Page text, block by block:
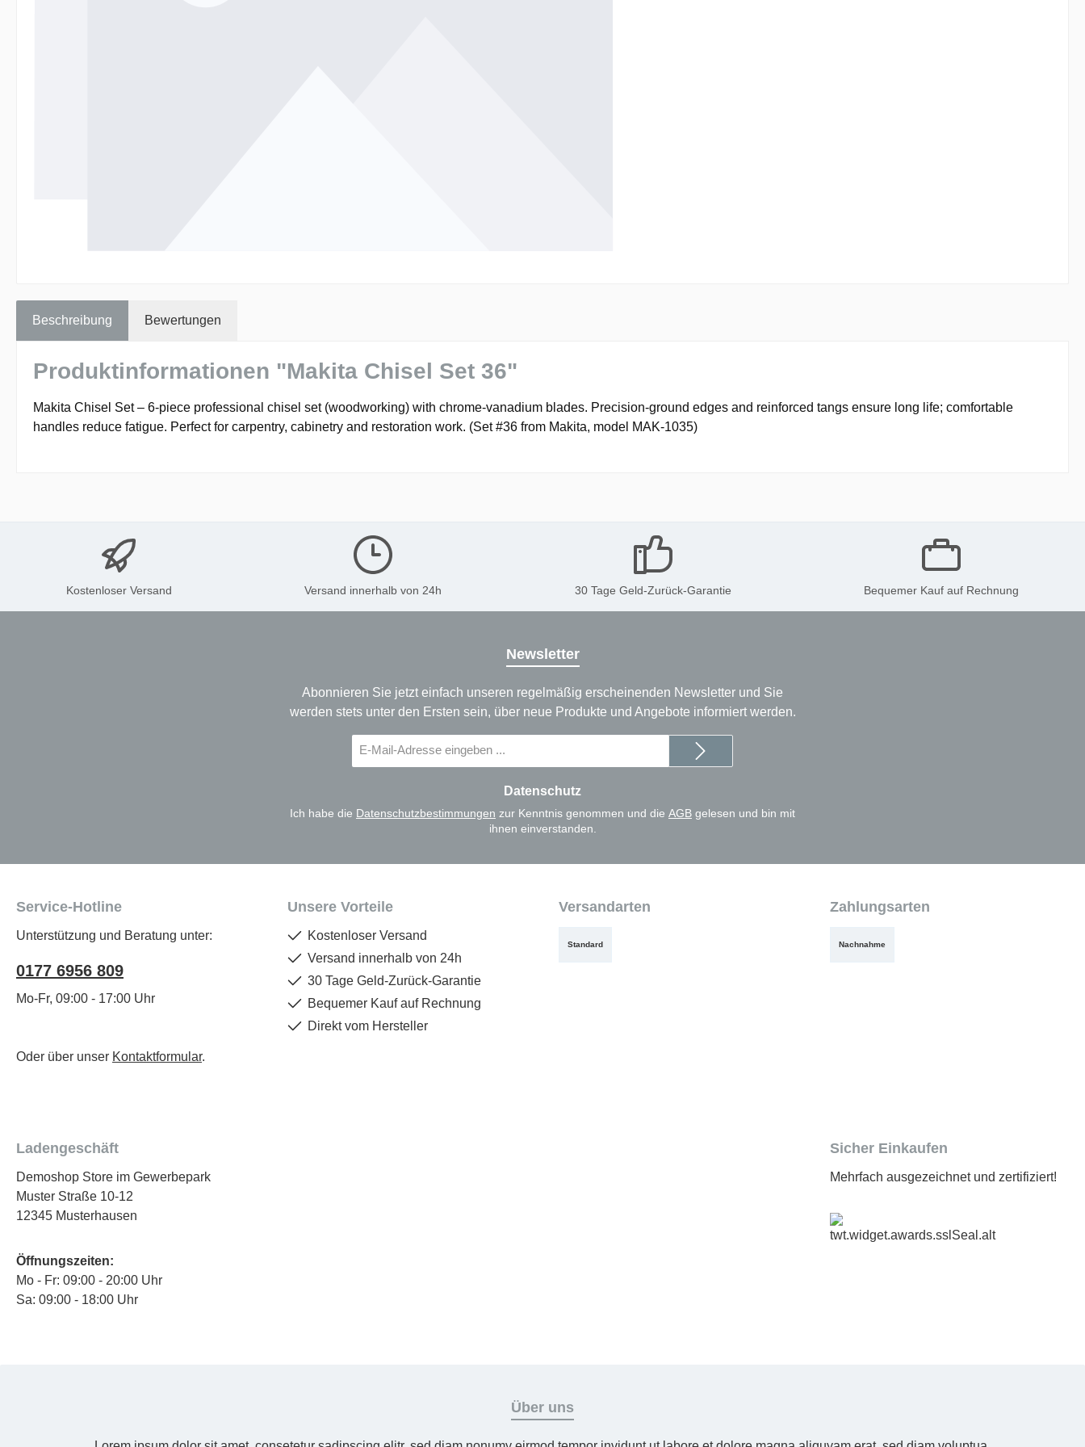
Beschreibung Bewertungen
Produktinformationen "Makita Chisel Set 36"
Makita Chisel Set – 6-piece professional chisel set (woodworking) with chrome-vanadium blades. Precision-ground edges and reinforced tangs ensure long life; comfortable
handles reduce fatigue. Perfect for carpentry, cabinetry and restoration work. (Set #36 from Makita, model MAK-1035)
Kostenloser Versand Versand innerhalb von 24h 30 Tage Geld-Zurück-Garantie Bequemer Kauf auf Rechnung
Newsletter
Abonnieren Sie jetzt einfach unseren regelmäßig erscheinenden Newsletter und Sie
werden stets unter den Ersten sein, über neue Produkte und Angebote informiert werden.
Mail-
Datenschutz
Ich habe die Datenschutzbestimmungen zur Kenntnis genommen und die AGB gelesen und bin mit
ihnen einverstanden.
Service-Hotline
Unterstützung und Beratung unter:
0177 6956 809
Mo-Fr, 09:00 - 17:00 Uhr
Oder über unser Kontaktformular.
Unsere Vorteile
Kostenloser Versand
Versand innerhalb von 24h
30 Tage Geld-Zurück-Garantie
Bequemer Kauf auf Rechnung
Direkt vom Hersteller
Versandarten
Standard
Zahlungsarten
Nachnahme
Ladengeschäft
Demoshop Store im Gewerbepark
Muster Straße 10-12
12345 Musterhausen
Öffnungszeiten:
Mo - Fr: 09:00 - 20:00 Uhr
Sa: 09:00 - 18:00 Uhr
Sicher Einkaufen
Mehrfach ausgezeichnet und zertifiziert!
Über uns